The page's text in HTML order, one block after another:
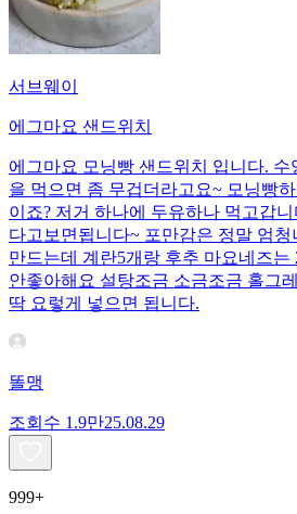
서브웨이
에그마요 샌드위치
에그마요 모닝빵 샌드위치 입니다.
을 먹으면 좀 무겁더라고요~ 모닝빵
이죠? 저거 하나에 두유하나 먹고갑
다고보면됩니다~ 포만감은 정말 엄청
만드는데 계란5개랑 후추 마요네즈는
안좋아해요 설탕조금 소금조금 홀그
딱 요렇게 넣으면 됩니다.
똘맹
조회수 1.9만25.08.29
999+